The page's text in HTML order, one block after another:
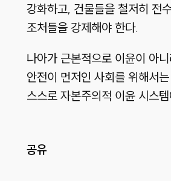
강화하고, 건물들을 철저히 전
조처들을 강제해야 한다.
나아가 근본적으로 이윤이 아
안전이 먼저인 사회를 위해서
스스로 자본주의적 이윤 시스
공유